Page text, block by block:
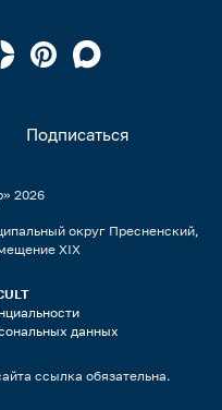
2026
округ Пресненский,
XIX
данных
ссылка обязательна.